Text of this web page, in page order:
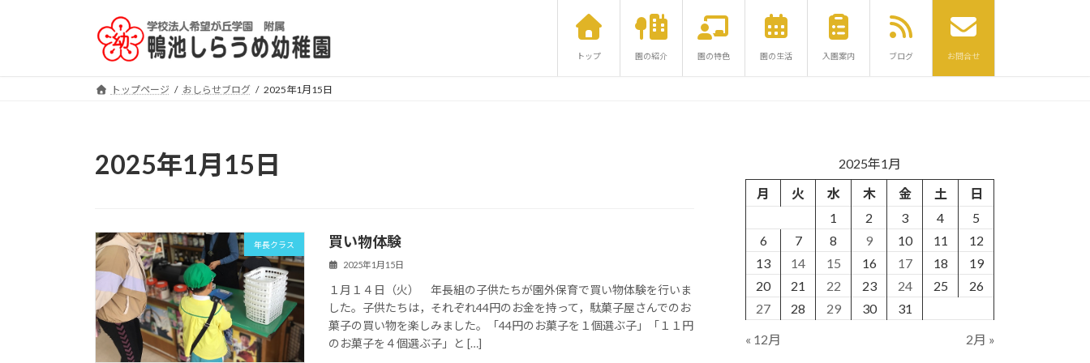
トップ 園の紹介 園の特色 園の生活 入園案内 ブログ お問合せ
トップページ おしらせブログ 2025年1月15日
2025年1月15日
年長クラス 買い物体験
2025年1月15日
１月１４日（火） 年長組の子供たちが園外保育で買い物体験を行いま
した。子供たちは，それぞれ44円のお金を持って，駄菓子屋さんでのお
菓子の買い物を楽しみました。「44円のお菓子を１個選ぶ子」「１１円
のお菓子を４個選ぶ子」と […]
2025年1月
月
火 水 木 金 土
日
1
2 3 4
5
6
7 8 9 10 11
12
13
14 15 16 17 18
19
20
21 22 23 24 25
26
27
28 29 30 31
« 12月 2月 »